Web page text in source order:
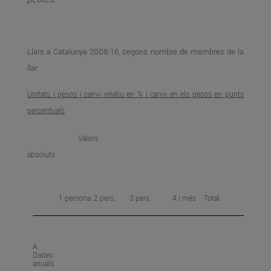
Llars a Catalunya 2008-16, segons nombre de membres de la
llar
Unitats i pesos i canvi relatiu en % i canvi en els pesos en punts
percentuals
Valors
absoluts
1 persona 2 pers. 3 pers. 4 i més Total
A.
Dades
anuals